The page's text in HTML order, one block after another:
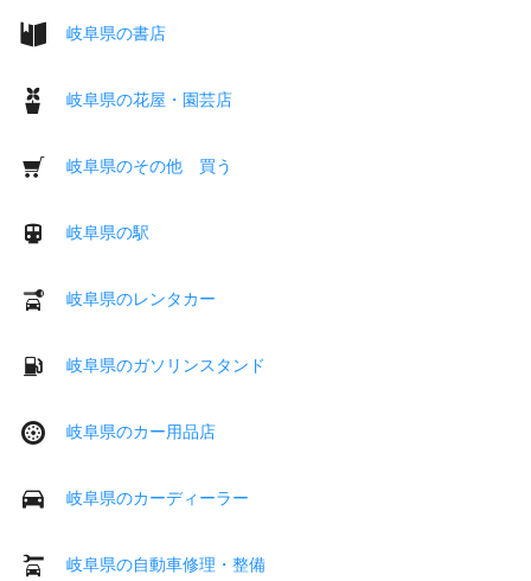
岐阜県の書店
岐阜県の花屋・園芸店
岐阜県のその他 買う
岐阜県の駅
岐阜県のレンタカー
岐阜県のガソリンスタンド
岐阜県のカー用品店
岐阜県のカーディーラー
岐阜県の自動車修理・整備